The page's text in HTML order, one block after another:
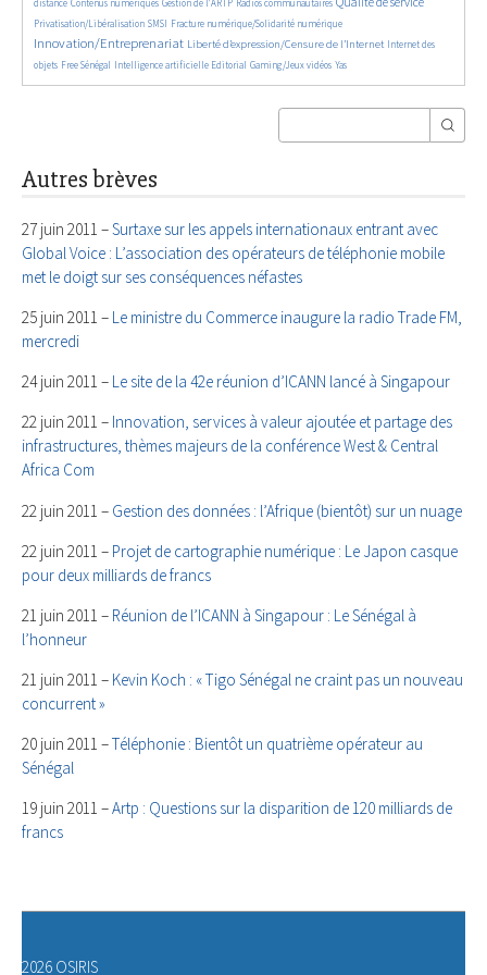
distance Contenus numériques Gestion de l’ARTP Radios communautaires
Privatisation/Libéralisation
133/5650 SMSI
481/5650 Fracture numérique/Solidarité numérique
2779/5650
Innovation/Entreprenariat
1369/5650 Liberté d’expression/Censure de l’Internet
48/5650
Internet des
objets
170/5650Free Sénégal
888/5650 Intelligence artificielle
198/5650 Editorial
60/5650 Gaming/Jeux vidéos
25/5650 Yas
Autres brèves
27 juin 2011 –Surtaxe sur les appels internationaux entrant avec
Global Voice : L’association des opérateurs de téléphonie mobile
met le doigt sur ses conséquences néfastes
25 juin 2011 – Le ministre du Commerce inaugure la radio Trade FM,
mercredi
24 juin 2011 – Le site de la 42e réunion d’ICANN lancé à Singapour
22 juin 2011 – Innovation, services à valeur ajoutée et partage des
infrastructures, thèmes majeurs de la conférence West & Central
Africa Com
22 juin 2011 – Gestion des données : l’Afrique (bientôt) sur un nuage
22 juin 2011 – Projet de cartographie numérique : Le Japon casque
pour deux milliards de francs
21 juin 2011 – Réunion de l’ICANN à Singapour : Le Sénégal à
l’honneur
21 juin 2011 – Kevin Koch : « Tigo Sénégal ne craint pas un nouveau
concurrent »
20 juin 2011 –Téléphonie : Bientôt un quatrième opérateur au
Sénégal
19 juin 2011 –Artp : Questions sur la disparition de 120 milliards de
francs
2026 OSIRIS